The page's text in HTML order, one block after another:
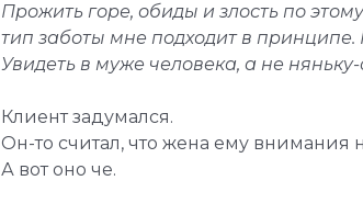
Прожить горе, обиды и злость по
тип заботы мне подходит в принципе.
Увидеть в муже человека, а не няньку-
Клиент задумался.
Он-то считал, что жена ему внимания
А вот оно че.